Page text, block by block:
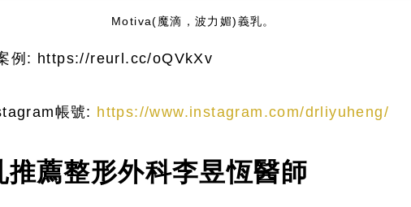
Motiva(魔滴，波力媚)義乳。
例: https://reurl.cc/oQVkXv
帳號: https://www.instagram.com/drliyuheng/
推薦整形外科李昱恆醫師